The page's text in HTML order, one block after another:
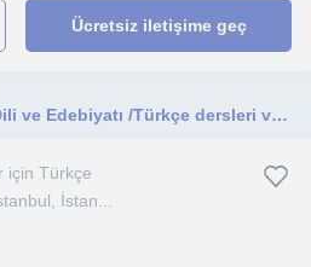
Ücretsiz iletişime geç
Her yaştan çocuğa Türk Dili ve Edebiyatı /Türkçe dersleri verilir
için Türkçe
İstan...